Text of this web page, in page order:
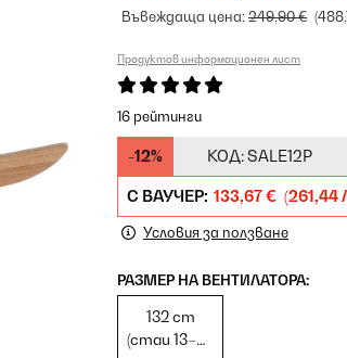
Въвеждаща цена:249,90 €
Продуктов информационен лист
16 рейтинги
-12% КОД: SALE12P
С ВАУЧЕР: 133,67 € (261,44
Условия за ползване
РАЗМЕР НА ВЕНТИЛАТОРА:
132 cm
(стаи 13–25